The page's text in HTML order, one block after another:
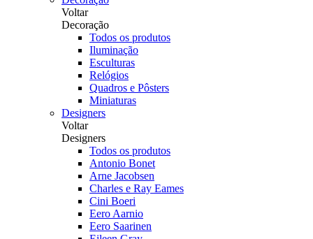
Voltar
Decoração
Todos os produtos
Iluminação
Esculturas
Relógios
Quadros e Pôsters
Miniaturas
Designers
Voltar
Designers
Todos os produtos
Antonio Bonet
Arne Jacobsen
Charles e Ray Eames
Cini Boeri
Eero Aarnio
Eero Saarinen